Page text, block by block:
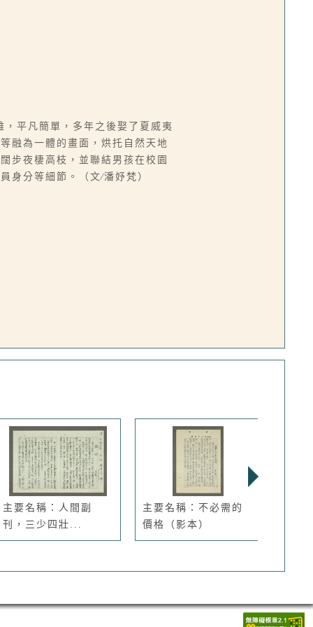
平凡簡單，多年之後娶了夏威夷
融為一體的畫面，烘托自然天地
步夜棲高枝，並聯結男孩在校園
身分等細節。（文∕潘妤梵）
主要名稱：人間副
刊，三少四壯...
主要名稱：不必需的
價格（影本）